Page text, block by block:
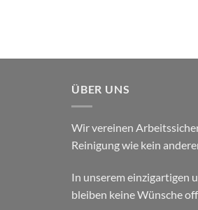
ÜBER UNS
Wir vereinen
Reinigung wie kein
In unserem einzigartigen
bleiben keine Wünsche